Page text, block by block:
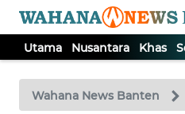
Utama Nusantara Khas
Wahana News Banten
TV
Tutup